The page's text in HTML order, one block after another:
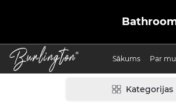
Sākums Par
Kategorijas